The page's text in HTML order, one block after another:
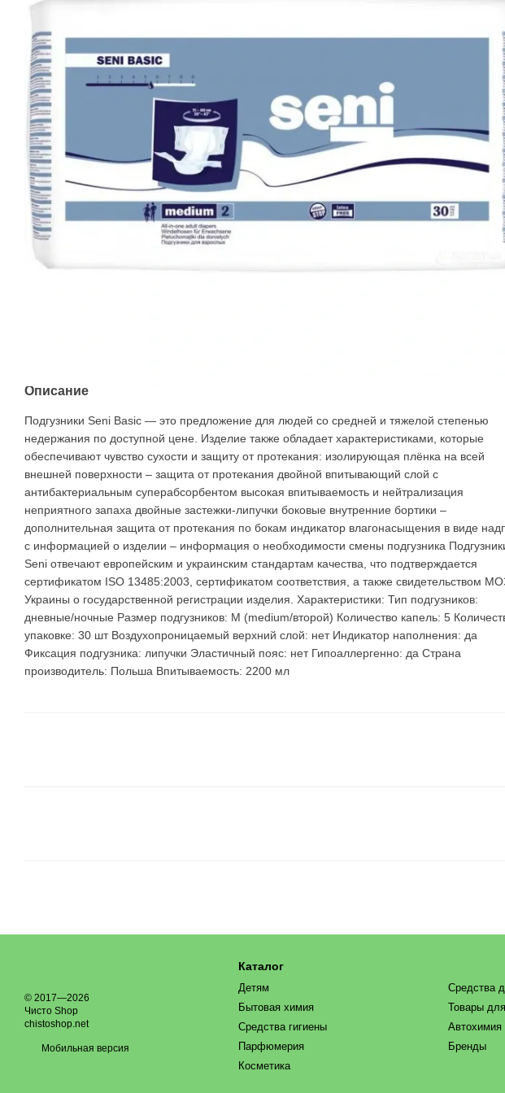
Описание
Подгузники Seni Basic — это предложение для людей со средней и тяжелой степенью
недержания по доступной цене. Изделие также обладает характеристиками, которые
обеспечивают чувство сухости и защиту от протекания: изолирующая плёнка на всей
внешней поверхности – защита от протекания двойной впитывающий слой с
антибактериальным суперабсорбентом высокая впитываемость и нейтрализация
неприятного запаха двойные застежки-липучки боковые внутренние бортики –
дополнительная защита от протекания по бокам индикатор влагонасыщения в виде
с информацией о изделии – информация о необходимости смены подгузника
Seni отвечают европейским и украинским стандартам качества, что подтверждается
сертификатом ISO 13485:2003, сертификатом соответствия, а также свидетельством
Украины о государственной регистрации изделия. Характеристики: Тип подгузников:
дневные/ночные Размер подгузников: M (medium/второй) Количество капель: 5
упаковке: 30 шт Воздухопроницаемый верхний слой: нет Индикатор наполнения: да
Фиксация подгузника: липучки Эластичный пояс: нет Гипоаллергенно: да Страна
производитель: Польша Впитываемость: 2200 мл
© 2017—2026
Чисто Shop
chistoshop.net
Мобильная версия
Каталог
Детям
Бытовая химия
Средства гигиены
Парфюмерия
Косметика
Средства
Товары
Автохимия
Бренды